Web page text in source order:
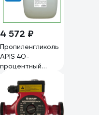
4 572 ₽
Пропиленгликоль
APIS 40-
процентный
20 кг RUQ-014-
0009